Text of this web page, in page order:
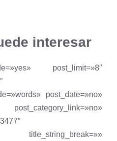
interesar
post_limit=»8″
post_date=»no»
title_string_break=»»